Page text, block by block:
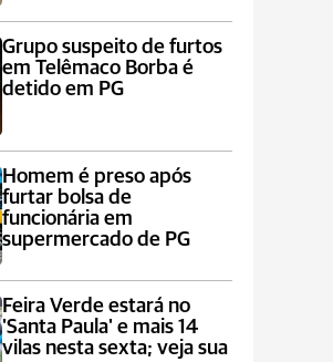
Grupo suspeito de furtos
em Telêmaco Borba é
detido em PG
Homem é preso após
furtar bolsa de
funcionária em
supermercado de PG
Feira Verde estará no
'Santa Paula' e mais 14
vilas nesta sexta; veja sua